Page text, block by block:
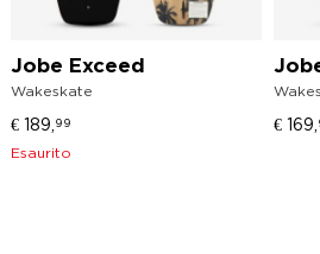
Jobe Exceed
Wakeskate
€ 189, 99
Esaurito
€ 169,